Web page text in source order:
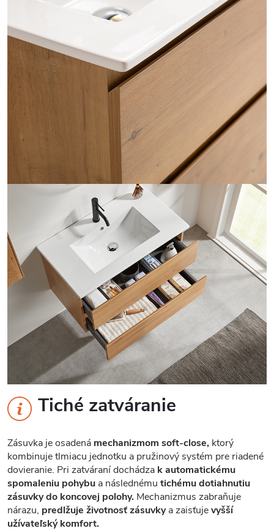
Tiché zatváranie
Zásuvka je osadená mechanizmom soft-close, ktorý
kombinuje tlmiacu jednotku a pružinový systém pre riadené
dovieranie. Pri zatváraní dochádza k automatickému
spomaleniu pohybu a následnému tichému dotiahnutiu
zásuvky do koncovej polohy. Mechanizmus zabraňuje
nárazu, predlžuje životnosť zásuvkya zaisťujevyšší
užívateľský komfort.